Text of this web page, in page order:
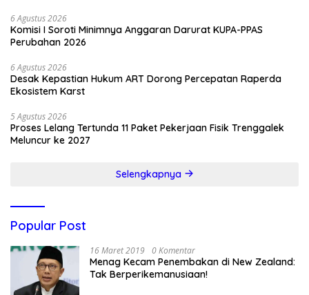
6 Agustus 2026
Komisi I Soroti Minimnya Anggaran Darurat KUPA-PPAS
Perubahan 2026
6 Agustus 2026
Desak Kepastian Hukum ART Dorong Percepatan Raperda
Ekosistem Karst
5 Agustus 2026
Proses Lelang Tertunda 11 Paket Pekerjaan Fisik Trenggalek
Meluncur ke 2027
Selengkapnya
Popular Post
16 Maret 2019 0 Komentar
Menag Kecam Penembakan di New Zealand:
Tak Berperikemanusiaan!